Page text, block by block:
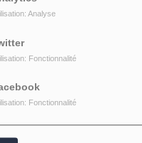
Analyse
Fonctionnalité
Fonctionnalité